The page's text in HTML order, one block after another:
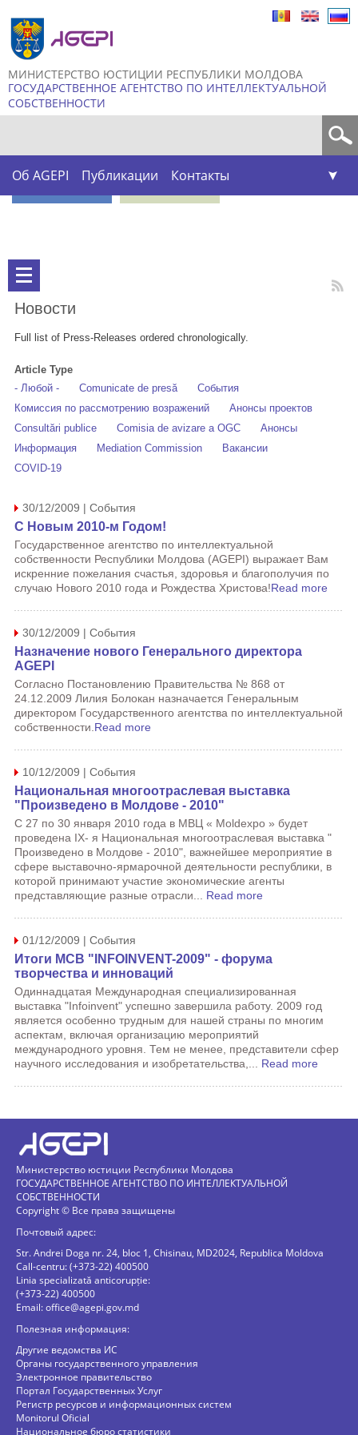
МИНИСТЕРСТВО ЮСТИЦИИ РЕСПУБЛИКИ МОЛДОВА
ГОСУДАРСТВЕННОЕ АГЕНТСТВО ПО ИНТЕЛЛЕКТУАЛЬНОЙ
СОБСТВЕННОСТИ
Об AGEPI Публикации Контакты
Новости
Full list of Press-Releases ordered chronologically.
Article Type
- Любой -
Comunicate de presă
События
Комиссия по рассмотрению возражений
Анонсы проектов
Consultări publice
Comisia de avizare a OGC
Анонсы
Информация
Mediation Commission
Вакансии
COVID-19
30/12/2009 | События
С Новым 2010-м Годом!
Государственное агентство по интеллектуальной
собственности Республики Молдова (AGEPI) выражает Вам
искренние пожелания счастья, здоровья и благополучия по
случаю Нового 2010 года и Рождества Христова!Read more
30/12/2009 | События
Назначение нового Генерального директора
AGEPI
Согласно Постановлению Правительства № 868 от
24.12.2009 Лилия Болокан назначается Генеральным
директором Государственного агентства по интеллектуальной
собственности. Read more
10/12/2009 | События
Национальная многоотраслевая выставка
"Произведено в Молдове - 2010"
С 27 по 30 января 2010 года в МВЦ « Moldexpo » будет
проведена IX- я Национальная многоотраслевая выставка "
Произведено в Молдове - 2010", важнейшее мероприятие в
сфере выставочно-ярмарочной деятельности республики, в
которой принимают участие экономические агенты
представляющие разные отрасли... Read more
01/12/2009 | События
Итоги МСВ "INFOINVENT-2009" - форума
творчества и инноваций
Одиннадцатая Международная специализированная
выставка "Infoinvent" успешно завершила работу. 2009 год
является особенно трудным для нашей страны по многим
аспектам, включая организацию мероприятий
международного уровня. Тем не менее, представители сфер
научного исследования и изобретательства,... Read more
Министерство юстиции Республики Молдова
ГОСУДАРСТВЕННОЕ АГЕНТСТВО ПО ИНТЕЛЛЕКТУАЛЬНОЙ
СОБСТВЕННОСТИ
Copyright © Все права защищены
Почтовый адрес:
Str. Andrei Doga nr. 24, bloc 1, Chisinau, MD2024, Republica Moldova
Call-centru: (+373-22) 400500
Linia specializată anticorupție:
(+373-22) 400500
Email:office@agepi.gov.md
Полезная информация:
Другие ведомства ИС
Органы государственного управления
Электронное правительство
Портал Государственных Услуг
Регистр ресурсов и информационных систем
Monitorul Oficial
Национальное бюро статистики